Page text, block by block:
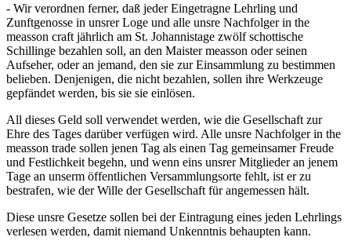
- Wir verordnen ferner, daß jeder Eingetragne Lehrling und
Zunftgenosse in unsrer Loge und alle unsre Nachfolger in the
measson craft jährlich am St. Johannistage zwölf schottische
Schillinge bezahlen soll, an den Maister measson oder seinen
Aufseher, oder an jemand, den sie zur Einsammlung zu bestimmen
belieben. Denjenigen, die nicht bezahlen, sollen ihre Werkzeuge
gepfändet werden, bis sie sie einlösen.
All dieses Geld soll verwendet werden, wie die Gesellschaft zur
Ehre des Tages darüber verfügen wird. Alle unsre Nachfolger in the
measson trade sollen jenen Tag als einen Tag gemeinsamer Freude
und Festlichkeit begehn, und wenn eins unsrer Mitglieder an jenem
Tage an unserm öffentlichen Versammlungsorte fehlt, ist er zu
bestrafen, wie der Wille der Gesellschaft für angemessen hält.
Diese unsre Gesetze sollen bei der Eintragung eines jeden Lehrlings
verlesen werden, damit niemand Unkenntnis behaupten kann.